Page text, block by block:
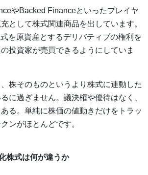
やBacked Financeといったプレイヤ
として株式関連商品を出しています。
を原資産とするデリバティブの権利を
投資家が売買できるようにしていま
株そのものというより株式に連動した
に過ぎません。議決権や優待はなく、
る。単純に株価の値動きだけをトラッ
ンがほとんどです。
株式は何が違うか